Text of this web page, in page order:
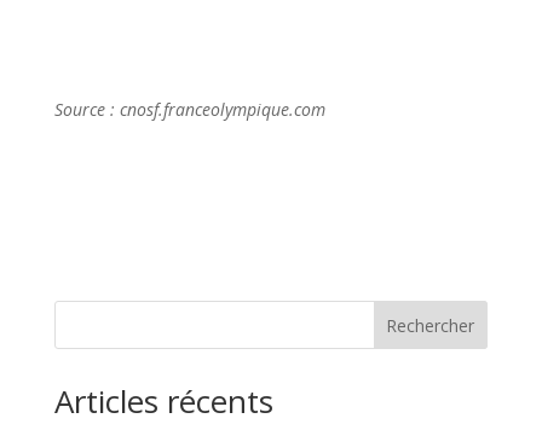
Source : cnosf.franceolympique.com
Rechercher
Articles récents